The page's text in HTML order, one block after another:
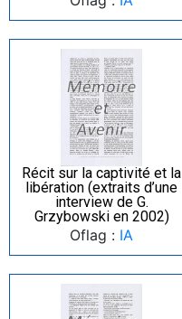
Récit sur la captivité et la
libération (extraits d’une
interview de G.
Grzybowski en 2002)
Oflag : IA